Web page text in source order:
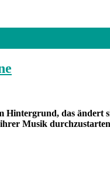
das ändert
Musik